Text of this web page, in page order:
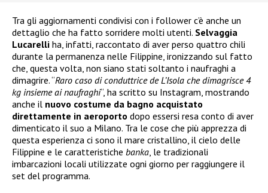
Tra gli aggiornamenti condivisi con i follower c’è anche un
dettaglio che ha fatto sorridere molti utenti. Selvaggia
Lucarelli ha, infatti, raccontato di aver perso quattro chili
durante la permanenza nelle Filippine, ironizzando sul fatto
che, questa volta, non siano stati soltanto i naufraghi a
dimagrire. “Raro caso di conduttrice de L’Isola che dimagrisce 4
kg insieme ai naufraghi“, ha scritto su Instagram, mostrando
anche il nuovo costume da bagno acquistato
direttamente in aeroporto dopo essersi resa conto di aver
dimenticato il suo a Milano. Tra le cose che più apprezza di
questa esperienza ci sono il mare cristallino, il cielo delle
Filippine e le caratteristiche banka, le tradizionali
imbarcazioni locali utilizzate ogni giorno per raggiungere il
set del programma.